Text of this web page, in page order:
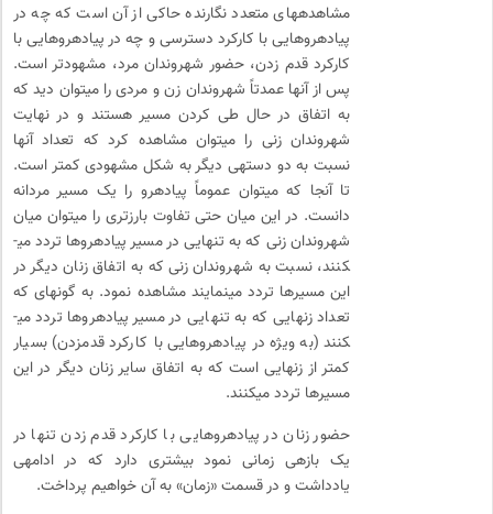
مشاهده­های متعدد نگارنده حاکی از آن است که چه در
پیاده­روهایی با کارکرد دسترسی و چه در پیاده­روهایی با
کارکرد قدم ­زدن، حضور شهروندان مرد، مشهودتر است.
پس از آنها عمدتاً شهروندان زن و مردی را می­توان دید که
به اتفاق در حال طی کردن مسیر هستند و در نهایت
شهروندان زنی را می­توان مشاهده کرد که تعداد آنها
نسبت به دو دسته­ی دیگر به شکل مشهودی کمتر است.
تا آنجا که می­توان عموماً پیاده­رو را یک مسیر مردانه
دانست. در این میان حتی تفاوت بارزتری را می­توان میان
شهروندان زنی که به تنهایی در مسیر پیاده­روها تردد می­
کنند، نسبت به شهروندان زنی که به اتفاق زنان دیگر در
این مسیرها تردد می­نمایند مشاهده نمود. به گونه­ای که
تعداد زن­هایی که به تنهایی در مسیر پیاده­روها تردد می­
کنند (به ویژه در پیاده­روهایی با کارکرد قدم­زدن) بسیار
کمتر از زن­هایی است که به اتفاق سایر زنان دیگر در این
مسیرها تردد می­کنند.
حضور زنان در پیاده­روهایی با کارکرد قدم زدن تنها در
یک بازه­ی زمانی نمود بیشتری دارد که در ادامه­ی
یادداشت و در قسمت «زمان» به آن خواهیم پرداخت.